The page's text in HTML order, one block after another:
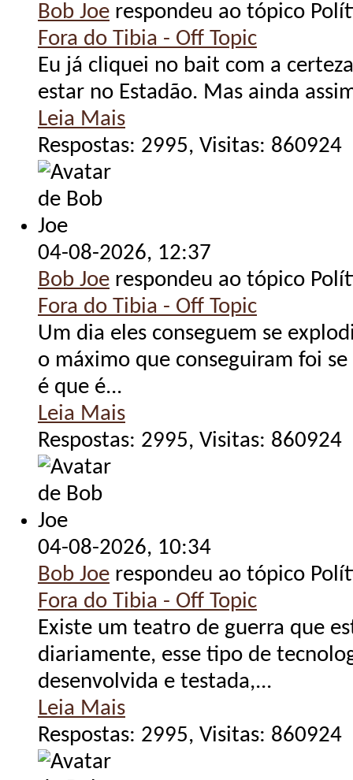
Bob Joe respondeu ao tópico
Fora do Tibia - Off Topic
Eu já cliquei no bait com a
estar no Estadão. Mas ainda
Leia Mais
Respostas: 2995, Visitas: 860924
04-08-2026, 12:37
Bob Joe respondeu ao tópico
Fora do Tibia - Off Topic
Um dia eles conseguem se
o máximo que conseguiram foi
é que é...
Leia Mais
Respostas: 2995, Visitas: 860924
04-08-2026, 10:34
Bob Joe respondeu ao tópico
Fora do Tibia - Off Topic
Existe um teatro de guerra que
diariamente, esse tipo de
desenvolvida e testada,...
Leia Mais
Respostas: 2995, Visitas: 860924